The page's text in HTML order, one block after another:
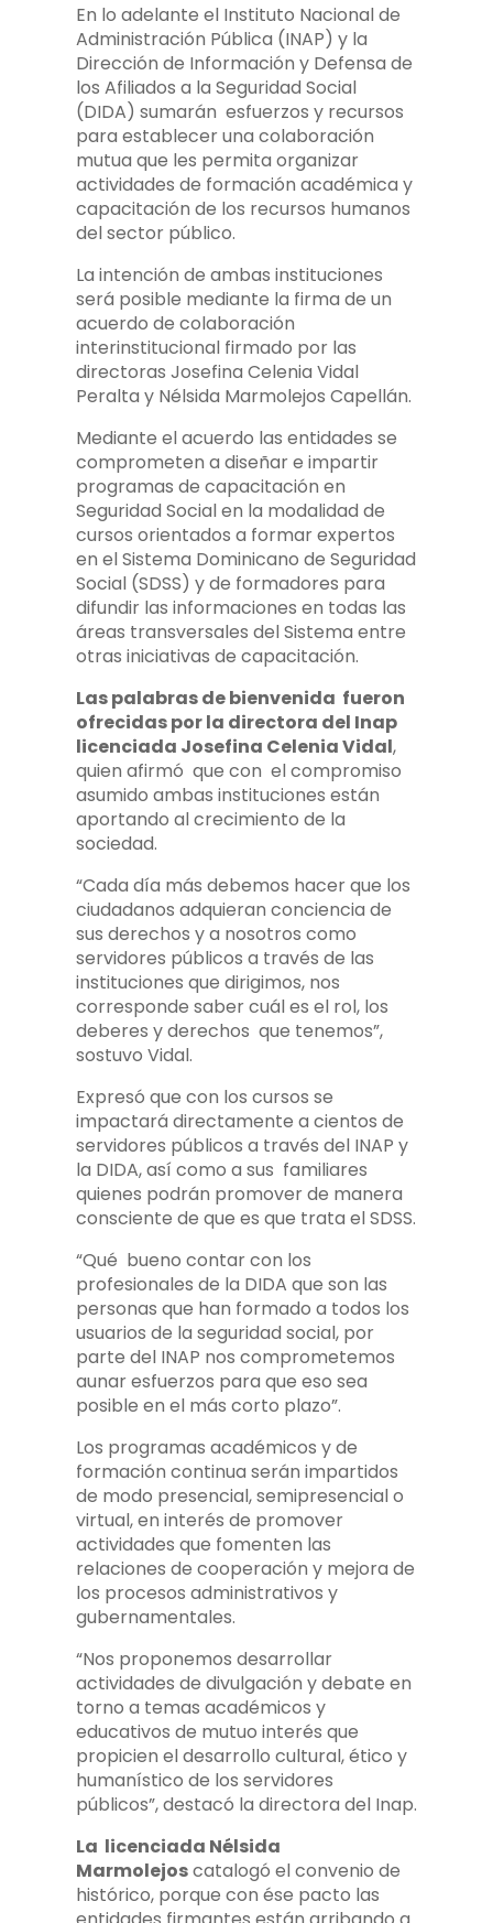
En lo adelante el Instituto Nacional de
Administración Pública (INAP) y la
Dirección de Información y Defensa de
los Afiliados a la Seguridad Social
(DIDA) sumarán esfuerzos y recursos
para establecer una colaboración
mutua que les permita organizar
actividades de formación académica y
capacitación de los recursos humanos
del sector público.
La intención de ambas instituciones
será posible mediante la firma de un
acuerdo de colaboración
interinstitucional firmado por las
directoras Josefina Celenia Vidal
Peralta y Nélsida Marmolejos Capellán.
Mediante el acuerdo las entidades se
comprometen a diseñar e impartir
programas de capacitación en
Seguridad Social en la modalidad de
cursos orientados a formar expertos
en el Sistema Dominicano de Seguridad
Social (SDSS) y de formadores para
difundir las informaciones en todas las
áreas transversales del Sistema entre
otras iniciativas de capacitación.
Las palabras de bienvenida fueron
ofrecidas por la directora del Inap
licenciada Josefina Celenia Vidal,
quien afirmó que con el compromiso
asumido ambas instituciones están
aportando al crecimiento de la
sociedad.
“Cada día más debemos hacer que los
ciudadanos adquieran conciencia de
sus derechos y a nosotros como
servidores públicos a través de las
instituciones que dirigimos, nos
corresponde saber cuál es el rol, los
deberes y derechos que tenemos”,
sostuvo Vidal.
Expresó que con los cursos se
impactará directamente a cientos de
servidores públicos a través del INAP y
la DIDA, así como a sus familiares
quienes podrán promover de manera
consciente de que es que trata el SDSS.
“Qué bueno contar con los
profesionales de la DIDA que son las
personas que han formado a todos los
usuarios de la seguridad social, por
parte del INAP nos comprometemos
aunar esfuerzos para que eso sea
posible en el más corto plazo”.
Los programas académicos y de
formación continua serán impartidos
de modo presencial, semipresencial o
virtual, en interés de promover
actividades que fomenten las
relaciones de cooperación y mejora de
los procesos administrativos y
gubernamentales.
“Nos proponemos desarrollar
actividades de divulgación y debate en
torno a temas académicos y
educativos de mutuo interés que
propicien el desarrollo cultural, ético y
humanístico de los servidores
públicos”, destacó la directora del Inap.
La licenciada Nélsida
Marmolejoscatalogó el convenio de
histórico, porque con ése pacto las